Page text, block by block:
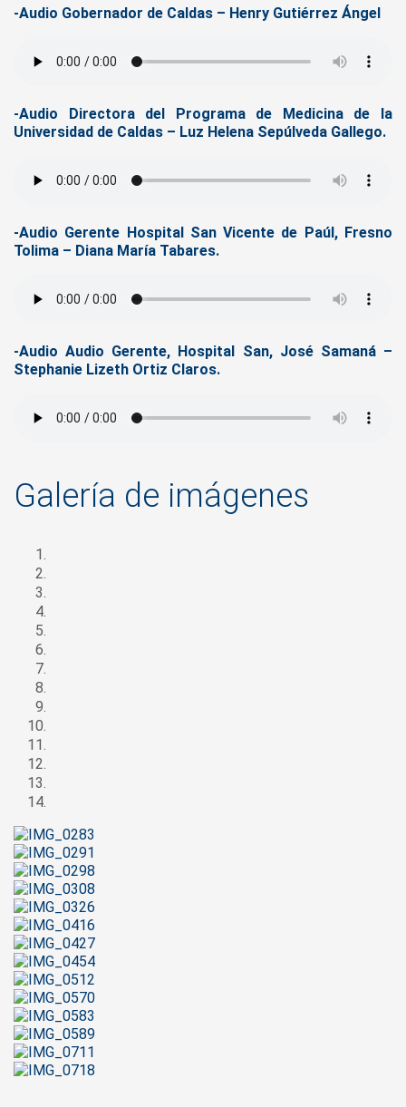
-Audio Gobernador de Caldas – Henry Gutiérrez Ángel
-Audio Directora del Programa de Medicina de la
Universidad de Caldas – Luz Helena Sepúlveda Gallego.
-Audio Gerente Hospital San Vicente de Paúl, Fresno
Tolima – Diana María Tabares.
-Audio Audio Gerente, Hospital San, José Samaná –
Stephanie Lizeth Ortiz Claros.
Galería de imágenes